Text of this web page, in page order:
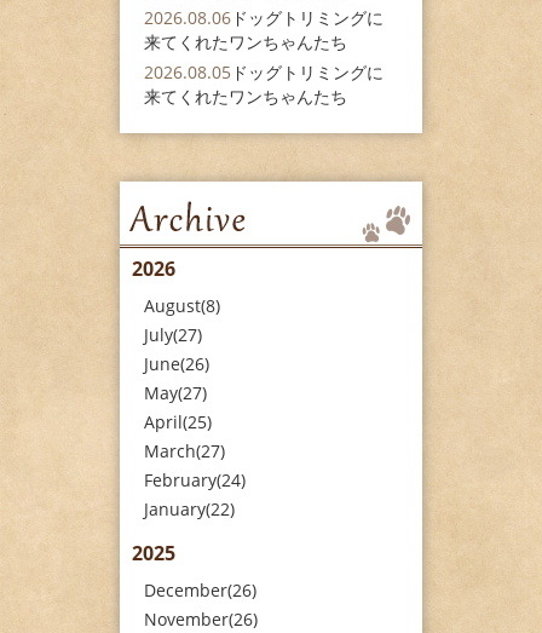
2026.08.06 ドッグトリミングに
来てくれたワンちゃんたち
2026.08.05 ドッグトリミングに
来てくれたワンちゃんたち
2026
August(8)
July(27)
June(26)
May(27)
April(25)
March(27)
February(24)
January(22)
2025
December(26)
November(26)